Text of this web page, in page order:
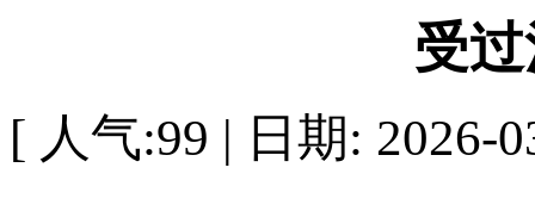
受
[ 人气:99 | 日期: 2026-